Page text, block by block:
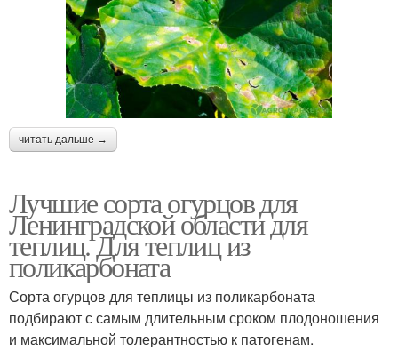
читать дальше →
Лучшие сорта огурцов для
Ленинградской области для
теплиц. Для теплиц из
поликарбоната
Сорта огурцов для теплицы из поликарбоната
подбирают с самым длительным сроком плодоношения
и максимальной толерантностью к патогенам.